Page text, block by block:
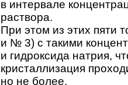
в интервале
раствора.
При этом из этих пяти
и № 3) с такими
и гидроксида натрия,
кристаллизация
но не более.